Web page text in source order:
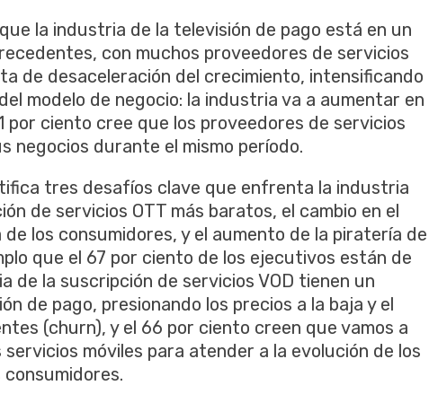
la industria de la televisión de pago está en un
con muchos proveedores de servicios
de desaceleración del crecimiento, intensificando
modelo de negocio: la industria va a aumentar en
por ciento cree que los proveedores de servicios
negocios durante el mismo período.
tres desafíos clave que enfrenta la industria
de servicios OTT más baratos, el cambio en el
los consumidores, y el aumento de la piratería de
que el 67 por ciento de los ejecutivos están de
de la suscripción de servicios VOD tienen un
de pago, presionando los precios a la baja y el
(churn), y el 66 por ciento creen que vamos a
móviles para atender a la evolución de los